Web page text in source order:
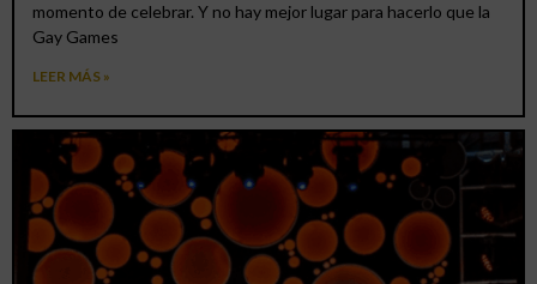
momento de celebrar. Y no hay mejor lugar para hacerlo que la
Gay Games
LEER MÁS »